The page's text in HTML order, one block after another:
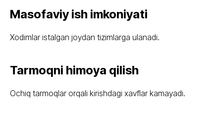
Masofaviy ish imkoniyati
Xodimlar istalgan joydan tizimlarga ulanadi.
Tarmoqni himoya qilish
Ochiq tarmoqlar orqali kirishdagi xavflar kamayadi.